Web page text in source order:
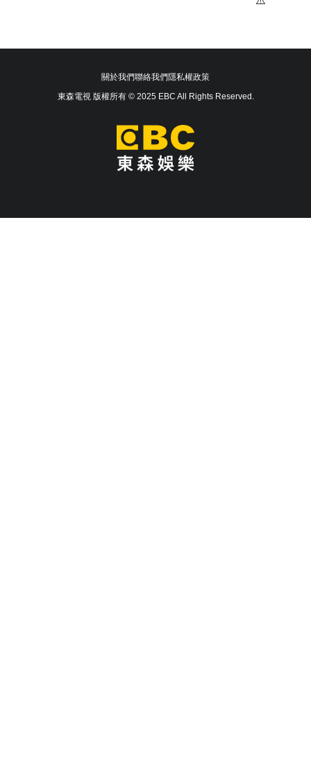
關於我們聯絡我們隱私權政策
東森電視 版權所有 © 2025 EBC All Rights Reserved.